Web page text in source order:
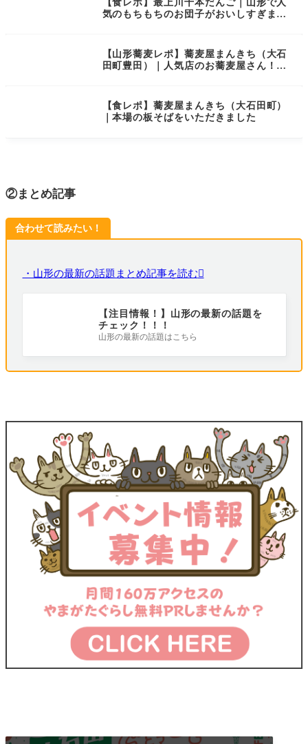
【食レポ】最上川千本だんご｜山形で人
気のもちもちのお団子がおいしすぎまし
【山形蕎麦レポ】蕎麦屋まんきち（大石
田町豊田）｜人気店のお蕎麦屋さん！お
【食レポ】蕎麦屋まんきち（大石田町）
｜本場の板そばをいただきました
②まとめ記事
合わせて読みたい！
・山形の最新の話題まとめ記事を読む
【注目情報！】山形の最新の話題を
チェック！！！
山形の最新の話題はこちら